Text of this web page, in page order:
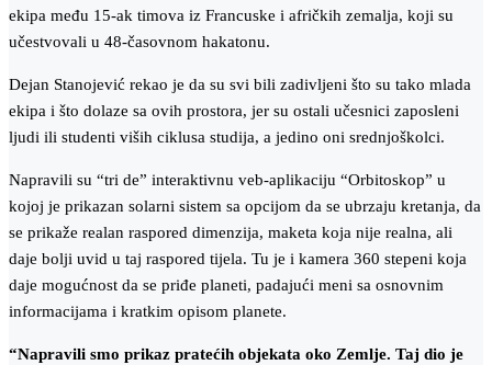
ekipa među 15-ak timova iz Francuske i afričkih zemalja, koji su
učestvovali u 48-časovnom hakatonu.
Dejan Stanojević rekao je da su svi bili zadivljeni što su tako mlada
ekipa i što dolaze sa ovih prostora, jer su ostali učesnici zaposleni
ljudi ili studenti viših ciklusa studija, a jedino oni srednjoškolci.
Napravili su “tri de” interaktivnu veb-aplikaciju “Orbitoskop” u
kojoj je prikazan solarni sistem sa opcijom da se ubrzaju kretanja, da
se prikaže realan raspored dimenzija, maketa koja nije realna, ali
daje bolji uvid u taj raspored tijela. Tu je i kamera 360 stepeni koja
daje mogućnost da se priđe planeti, padajući meni sa osnovnim
informacijama i kratkim opisom planete.
“Napravili smo prikaz pratećih objekata oko Zemlje. Taj dio je